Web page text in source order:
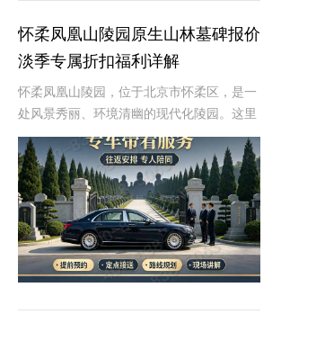
怀柔凤凰山陵园原生山林墓碑报价
淡季专属折扣福利详解
怀柔凤凰山陵园，位于北京市怀柔区，是一
处风景秀丽、环境清幽的现代化陵园。这里
依山傍水，绿树成荫，为逝者提供了一个宁
静而庄严的安息之地。近年来，随着人们对
逝者安葬方式的不断追求，墓碑作为纪念逝
者、寄托哀